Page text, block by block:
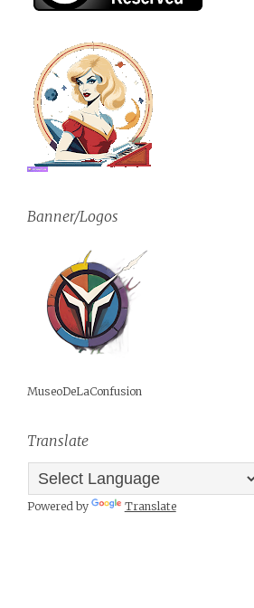
Banner/Logos
MuseoDeLaConfusion
Translate
Powered by Translate